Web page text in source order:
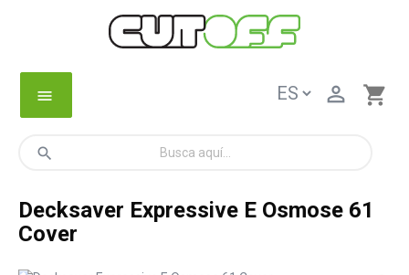
menu shopping_cart

search
Decksaver Expressive E Osmose 61
Cover